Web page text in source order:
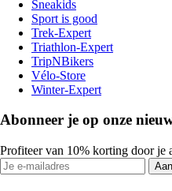
Sneakids
Sport is good
Trek-Expert
Triathlon-Expert
TripNBikers
Vélo-Store
Winter-Expert
Abonneer je op onze
Profiteer van 10% korting door je